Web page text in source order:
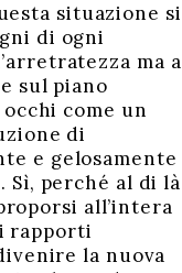
situazione si
di ogni
ma a
sul piano
come un
di
e gelosamente
perché al di là
all’intera
rapporti
la nuova